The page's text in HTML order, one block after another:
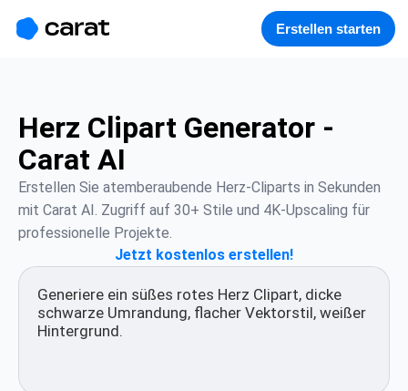
Erstellen starten
Herz Clipart Generator -
Carat AI
Erstellen Sie atemberaubende Herz-Cliparts in Sekunden
mit Carat AI. Zugriff auf 30+ Stile und 4K-Upscaling für
professionelle Projekte.
Jetzt kostenlos erstellen!